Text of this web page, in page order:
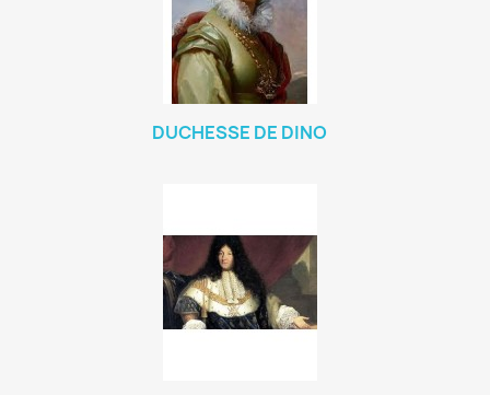
DUCHESSE DE DINO